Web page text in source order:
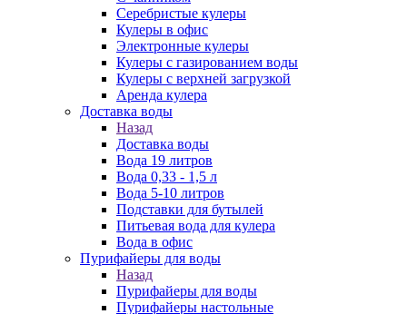
Серебристые кулеры
Кулеры в офис
Электронные кулеры
Кулеры с газированием воды
Кулеры с верхней загрузкой
Аренда кулера
Доставка воды
Назад
Доставка воды
Вода 19 литров
Вода 0,33 - 1,5 л
Вода 5-10 литров
Подставки для бутылей
Питьевая вода для кулера
Вода в офис
Пурифайеры для воды
Назад
Пурифайеры для воды
Пурифайеры настольные